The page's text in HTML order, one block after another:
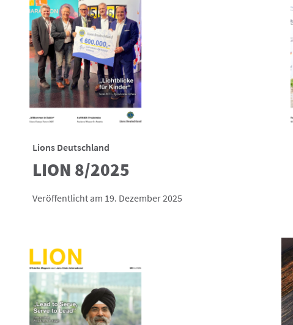
Lions Deutschland
LION 8/2025
Veröffentlicht am 19. Dezember 2025